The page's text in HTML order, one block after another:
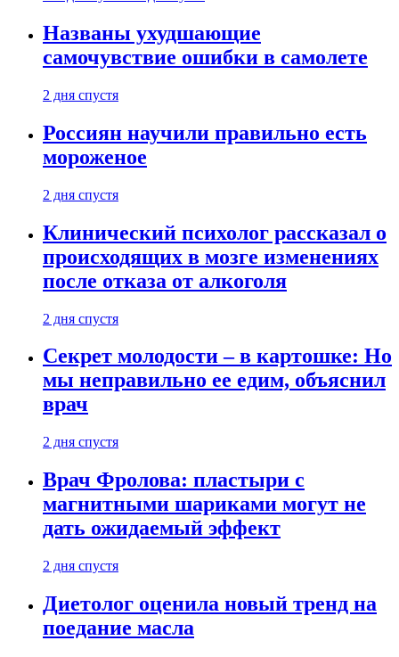
Названы ухудшающие
самочувствие ошибки в самолете
2 дня спустя
Россиян научили правильно есть
мороженое
2 дня спустя
Клинический психолог рассказал о
происходящих в мозге изменениях
после отказа от алкоголя
2 дня спустя
Секрет молодости – в картошке: Но
мы неправильно ее едим, объяснил
врач
2 дня спустя
Врач Фролова: пластыри с
магнитными шариками могут не
дать ожидаемый эффект
2 дня спустя
Диетолог оценила новый тренд на
поедание масла